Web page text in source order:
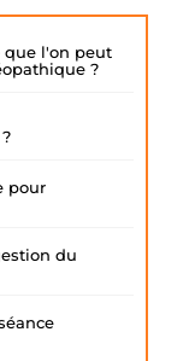
que l'on peut
?
pour
du